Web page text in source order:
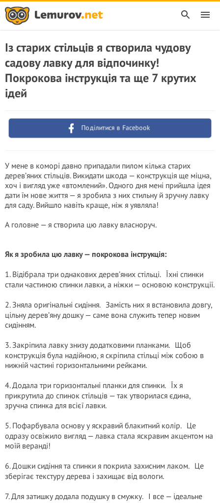
Із старих стільців я створила чудову
садову лавку для відпочинку!
Покрокова інструкція та ще 7 крутих
ідей
Поділитися в Facebook
У мене в коморі давно припадали пилом кілька старих
дерев’яних стільців. Викидати шкода — конструкція ще міцна,
хоч і вигляд уже «втомлений». Одного дня мені прийшла ідея
дати їм нове життя — я зробила з них стильну й зручну лавку
для саду. Вийшло навіть краще, ніж я уявляла!
А головне — я створила цю лавку власноруч.
Як я зробила цю лавку — покрокова інструкція:
1. Відібрала три однакових дерев’яних стільці. Їхні спинки
стали частиною спинки лавки, а ніжки — основою конструкції.
2. Зняла оригінальні сидіння. Замість них я встановила довгу,
цільну дерев’яну дошку — саме вона служить тепер новим
сидінням.
3. Закріпила лавку знизу додатковими планками. Щоб
конструкція була надійною, я скріпила стільці між собою в
нижній частині горизонтальними рейками.
4. Додала три горизонтальні планки для спинки. Їх я
прикрутила до спинок стільців — так утворилася єдина,
зручна спинка для всієї лавки.
5. Пофарбувала основу у яскравий блакитний колір. Це
одразу освіжило вигляд — лавка стала яскравим акцентом на
моїй веранді!
6. Дошки сидіння та спинки я покрила захисним лаком. Це
зберігає текстуру дерева і захищає від вологи.
7. Для затишку додала подушку в смужку. І все — ідеальне